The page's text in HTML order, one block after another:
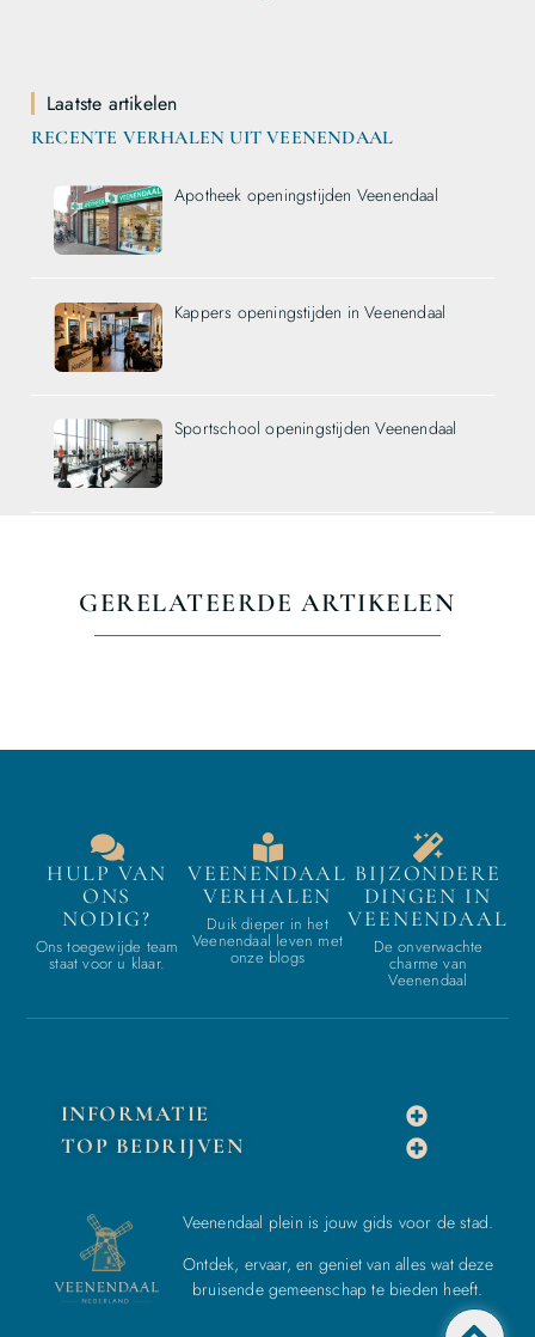
Laatste artikelen
RECENTE VERHALEN UIT VEENENDAAL
Apotheek openingstijden Veenendaal
Kappers openingstijden in Veenendaal
Sportschool openingstijden Veenendaal
GERELATEERDE ARTIKELEN
HULP VAN
ONS
NODIG?
Ons toegewijde team
staat voor u klaar.
VEENENDAAL
VERHALEN
Duik dieper in het
Veenendaal leven met
onze blogs
BIJZONDERE
DINGEN IN
VEENENDAAL
De onverwachte
charme van
Veenendaal
INFORMATIE
TOP BEDRIJVEN
Veenendaal plein is jouw gids voor de stad.
Ontdek, ervaar, en geniet van alles wat deze
bruisende gemeenschap te bieden heeft.